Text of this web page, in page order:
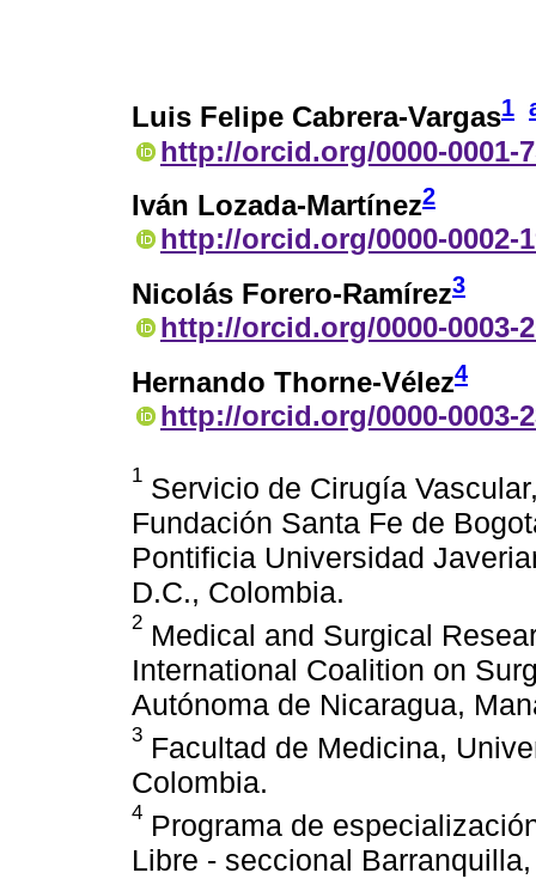
Luis Felipe Cabrera-Vargas1
http://orcid.org/0000-0001-
Iván Lozada-Martínez2
http://orcid.org/0000-0002-
Nicolás Forero-Ramírez3
http://orcid.org/0000-0003-
Hernando Thorne-Vélez4
http://orcid.org/0000-0003-
1 Servicio de Cirugía
Fundación Santa Fe de
Pontificia Universidad
D.C., Colombia.
2 Medical and Surgical
International Coalition on
Autónoma de Nicaragua,
3 Facultad de Medicina,
Colombia.
4 Programa de
Libre - seccional